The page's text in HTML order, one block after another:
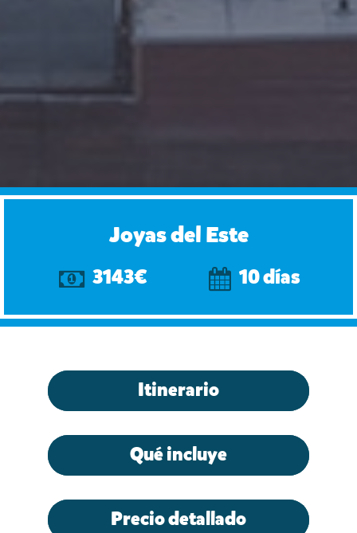
Joyas del Este
3143€ 10 días
Itinerario
Qué incluye
Precio detallado